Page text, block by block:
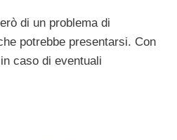
di un problema di
potrebbe presentarsi. Con
caso di eventuali